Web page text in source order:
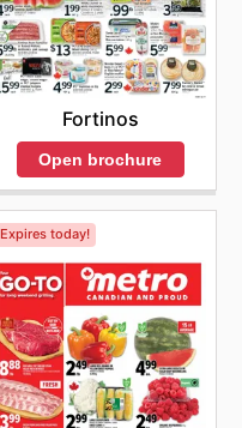
Fortinos
Open brochure
Expires today!